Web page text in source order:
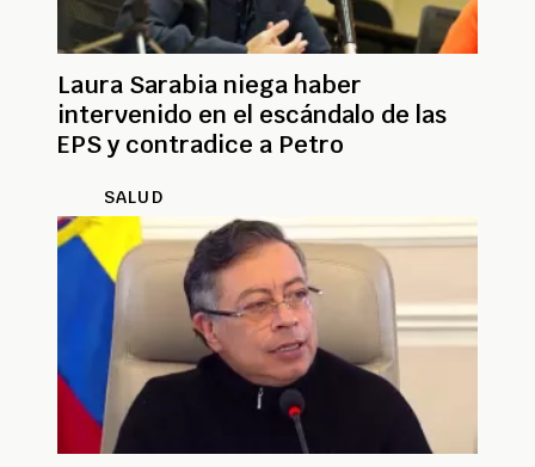
Laura Sarabia niega haber
intervenido en el escándalo de las
EPS y contradice a Petro
SALUD